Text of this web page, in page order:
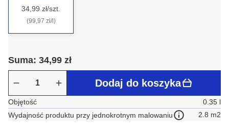
34,99 zł/szt.
(99,97 zł/l)
Suma: 34,99 zł
Dodaj do koszyka
Objętość
0.35 l
Wydajność produktu przy jednokrotnym malowaniu
2.8 m2